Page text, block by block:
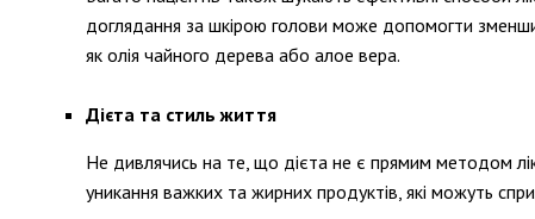
доглядання за шкірою голови може допомогти
як олія чайного дерева або алое вера.
Дієта та стиль життя
Не дивлячись на те, що дієта не є прямим методом
уникання важких та жирних продуктів, які можуть